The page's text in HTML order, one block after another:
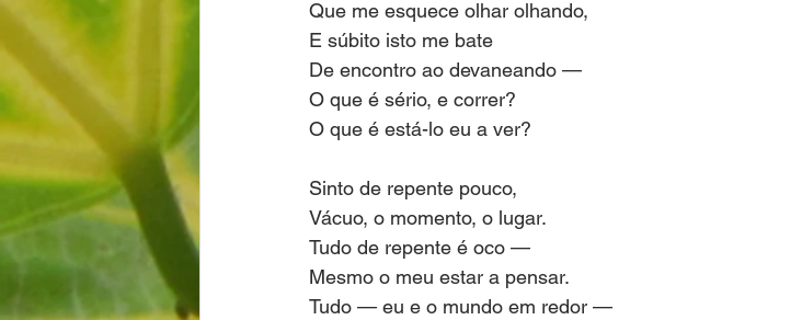
Que me esquece olhar olhando,
E súbito isto me bate
De encontro ao devaneando —
O que é sério, e correr?
O que é está-lo eu a ver?
Sinto de repente pouco,
Vácuo, o momento, o lugar.
Tudo de repente é oco —
Mesmo o meu estar a pensar.
Tudo — eu e o mundo em redor —